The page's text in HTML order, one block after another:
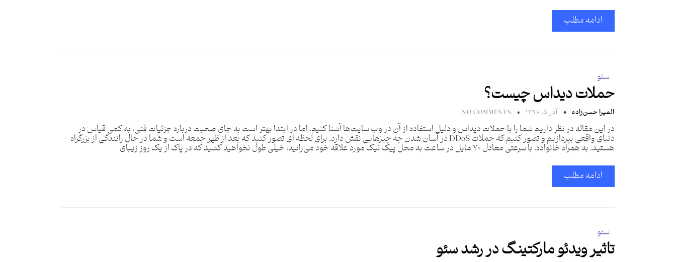
ادامه مطلب
سئو
حملات دیداس چیست؟
المیرا حسن‌زاده آذر ۵, ۱۳۹۸ NO COMMENTS
در این مقاله در نظر داریم شما را با حملات دیداس و دلیل استفاده از آن در وب سایت‌ها آشنا کنیم. اما در ابتدا بهتر است به جای صحبت درباره جزئیات فنی، به کمی قیاس در
دنیای واقعی بپردازیم و تصور کنیم که حملات DDoS در آسان شدن چه چیزهایی نقش دارد. برای لحظه ای تصور کنید که بعد از ظهر جمعه است و شما در حال رانندگی از بزرگراه
هستید. به همراه خانواده، با سرعتی معادل ۷۰ مایل در ساعت به محل پیک نیک مورد علاقه خود می‌رانید، خیلی طول نخواهید کشید که در پاک از یک روز زیبای
ادامه مطلب
سئو
تاثیر ویدئو مارکتینگ در رشد سئو